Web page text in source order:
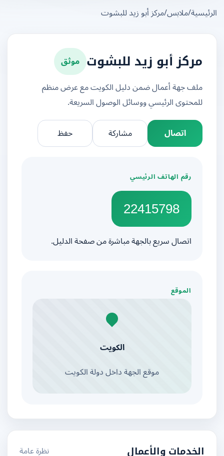
/ملابس/مركز أبو زيد للبشوت
مركز أبو زيد للبشوت
موثق
ملف جهة أعمال ضمن دليل الكويت مع عرض منظم
للمحتوى الرئيسي ووسائل الوصول السريعة.
اتصال
مشاركة
رقم الهاتف الرئيسي
22415798
اتصال سريع بالجهة مباشرة من صفحة الدليل.
الموقع
الكويت
موقع الجهة داخل دولة الكويت
الخدمات والأعمال نظرة عامة